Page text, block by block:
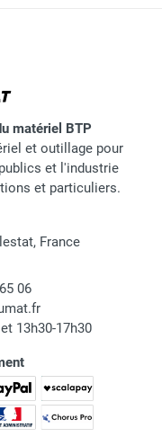
matériel BTP
et outillage pour
et l'industrie
et particuliers.
France
06
13h30-17h30